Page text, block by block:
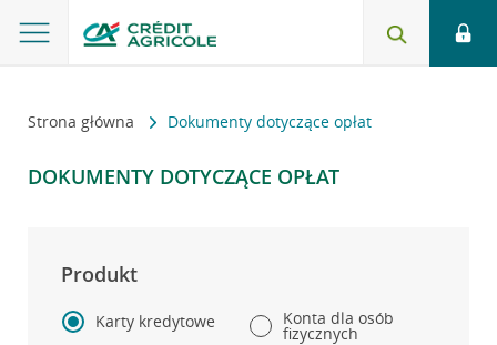
Strona główna Dokumenty dotyczące opłat
DOKUMENTY DOTYCZĄCE OPŁAT
Produkt
Karty kredytowe Konta dla osób
fizycznych